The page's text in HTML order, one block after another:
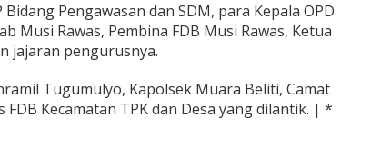
Pengawasan dan SDM, para Kepala OPD
Musi Rawas, Pembina FDB Musi Rawas, Ketua
jajaran pengurusnya.
Tugumulyo, Kapolsek Muara Beliti, Camat
FDB Kecamatan TPK dan Desa yang dilantik. | *